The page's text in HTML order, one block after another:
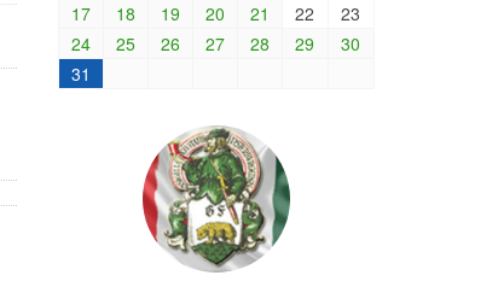
17
18 19 20 21 22
23
24
25 26 27 28 29
30
31